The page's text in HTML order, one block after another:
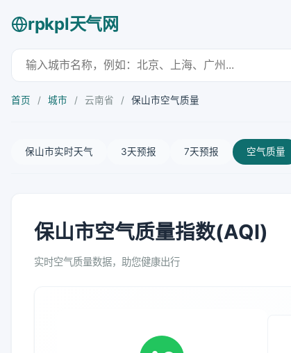
rpkpl天气网
首页 / 城市 / 云南省 / 保山市空气质量
保山市实时天气 3天预报 7天预报 空气质量
保山市空气质量指数(AQI)
实时空气质量数据，助您健康出行